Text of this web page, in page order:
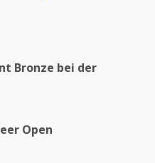
Bronze bei der
Open